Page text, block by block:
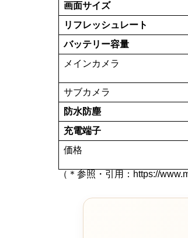
画面サイズ
リフレッシュレート
バッテリー容量
メインカメラ
サブカメラ
防水防塵
充電端子
価格
（＊参照・引用： https://